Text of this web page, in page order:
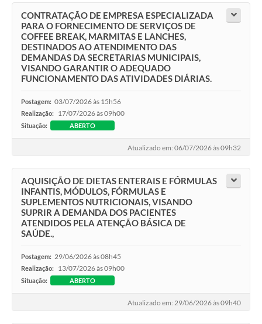
CONTRATAÇÃO DE EMPRESA ESPECIALIZADA
PARA O FORNECIMENTO DE SERVIÇOS DE
COFFEE BREAK, MARMITAS E LANCHES,
DESTINADOS AO ATENDIMENTO DAS
DEMANDAS DA SECRETARIAS MUNICIPAIS,
VISANDO GARANTIR O ADEQUADO
FUNCIONAMENTO DAS ATIVIDADES DIÁRIAS.
Postagem: 03/07/2026 às 15h56
Realização: 17/07/2026 às 09h00
Situação: ABERTO
Atualizado em: 06/07/2026 às 09h32
AQUISIÇÃO DE DIETAS ENTERAIS E FÓRMULAS
INFANTIS, MÓDULOS, FÓRMULAS E
SUPLEMENTOS NUTRICIONAIS, VISANDO
SUPRIR A DEMANDA DOS PACIENTES
ATENDIDOS PELA ATENÇÃO BÁSICA DE
SAÚDE.,
Postagem: 29/06/2026 às 08h45
Realização: 13/07/2026 às 09h00
Situação: ABERTO
Atualizado em: 29/06/2026 às 09h40